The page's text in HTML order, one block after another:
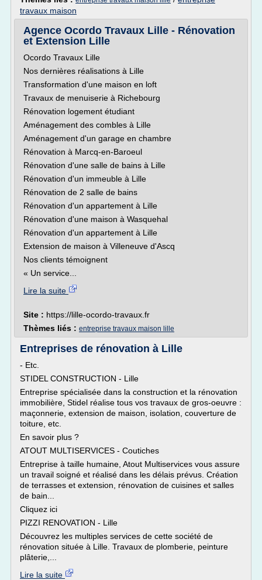
travaux maison
Agence Ocordo Travaux Lille - Rénovation
et Extension Lille
Ocordo Travaux Lille
Nos dernières réalisations à Lille
Transformation d'une maison en loft
Travaux de menuiserie à Richebourg
Rénovation logement étudiant
Aménagement des combles à Lille
Aménagement d'un garage en chambre
Rénovation à Marcq-en-Baroeul
Rénovation d'une salle de bains à Lille
Rénovation d'un immeuble à Lille
Rénovation de 2 salle de bains
Rénovation d'un appartement à Lille
Rénovation d'une maison à Wasquehal
Rénovation d'un appartement à Lille
Extension de maison à Villeneuve d'Ascq
Nos clients témoignent
« Un service...
Lire la suite
Site : https://lille-ocordo-travaux.fr
Thèmes liés : entreprise travaux maison lille
Entreprises de rénovation à Lille
- Etc.
STIDEL CONSTRUCTION - Lille
Entreprise spécialisée dans la construction et la rénovation
immobilière, Stidel réalise tous vos travaux de gros-oeuvre :
maçonnerie, extension de maison, isolation, couverture de
toiture, etc.
En savoir plus ?
ATOUT MULTISERVICES - Coutiches
Entreprise à taille humaine, Atout Multiservices vous assure
un travail soigné et réalisé dans les délais prévus. Création
de terrasses et extension, rénovation de cuisines et salles
de bain...
Cliquez ici
PIZZI RENOVATION - Lille
Découvrez les multiples services de cette société de
rénovation située à Lille. Travaux de plomberie, peinture
plâterie,...
Lire la suite